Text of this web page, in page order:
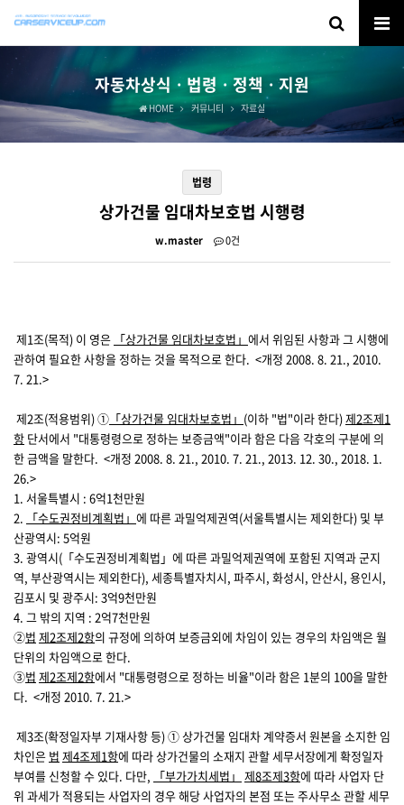
자동차상식ㆍ법령ㆍ정책ㆍ지원
HOME 커뮤니티 자료실
법령
상가건물 임대차보호법 시행령
w.master 0건
제1조(목적) 이 영은 「상가건물 임대차보호법」 에서 위임된 사항과 그 시행에
관하여 필요한 사항을 정하는 것을 목적으로 한다. <개정 2008. 8. 21., 2010.
7. 21.>
제2조(적용범위)① 「상가건물 임대차보호법」 (이하 "법"이라 한다)제2조제1
항 단서에서 "대통령령으로 정하는 보증금액"이라 함은 다음 각호의 구분에 의
한 금액을 말한다. <개정 2008. 8. 21., 2010. 7. 21., 2013. 12. 30., 2018. 1.
26.>
1. 서울특별시 : 6억1천만원
2.
「수도권정비계획법」 에 따른 과밀억제권역(서울특별시는 제외한다) 및 부
산광역시: 5억원
3. 광역시(「수도권정비계획법」에 따른 과밀억제권역에 포함된 지역과 군지
역, 부산광역시는 제외한다), 세종특별자치시, 파주시, 화성시, 안산시, 용인시,
김포시 및 광주시: 3억9천만원
4. 그 밖의 지역 : 2억7천만원
②법 제2조제2항의 규정에 의하여 보증금외에 차임이 있는 경우의 차임액은 월
단위의 차임액으로 한다.
③법 제2조제2항에서 "대통령령으로 정하는 비율"이라 함은 1분의 100을 말한
다. <개정 2010. 7. 21.>
제3조(확정일자부 기재사항 등)① 상가건물 임대차 계약증서 원본을 소지한 임
차인은 법 제4조제1항에 따라 상가건물의 소재지 관할 세무서장에게 확정일자
부여를 신청할 수 있다. 다만,
「부가가치세법」 제8조제3항에 따라 사업자 단
위 과세가 적용되는 사업자의 경우 해당 사업자의 본점 또는 주사무소 관할 세무